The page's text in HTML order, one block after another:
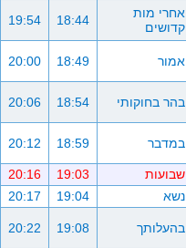
אחרי מות
קדושים
18:44
19:54
אמור 18:49
20:00
בהר בחוקותי 18:54
20:06
במדבר 18:59
20:12
שבועות 19:03
20:16
נשא 19:04
20:17
בהעלותך 19:08
20:22